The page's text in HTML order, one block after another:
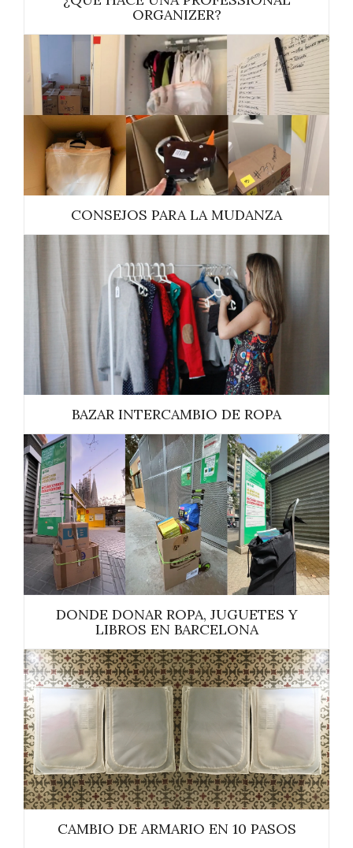
ORGANIZER?
CONSEJOS PARA LA MUDANZA
BAZAR INTERCAMBIO DE ROPA
DONDE DONAR ROPA, JUGUETES Y
LIBROS EN BARCELONA
CAMBIO DE ARMARIO EN 10 PASOS